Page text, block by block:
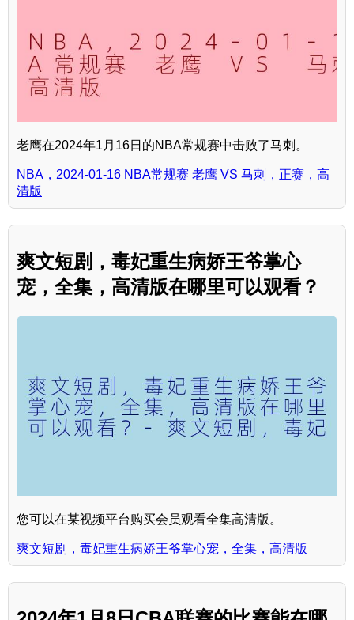
老鹰在2024年1月16日的NBA常规赛中击败了马刺。
NBA，2024-01-16 NBA常规赛 老鹰 VS 马刺，正赛，高
清版
爽文短剧，毒妃重生病娇王爷掌心
宠，全集，高清版在哪里可以观看？
您可以在某视频平台购买会员观看全集高清版。
爽文短剧，毒妃重生病娇王爷掌心宠，全集，高清版